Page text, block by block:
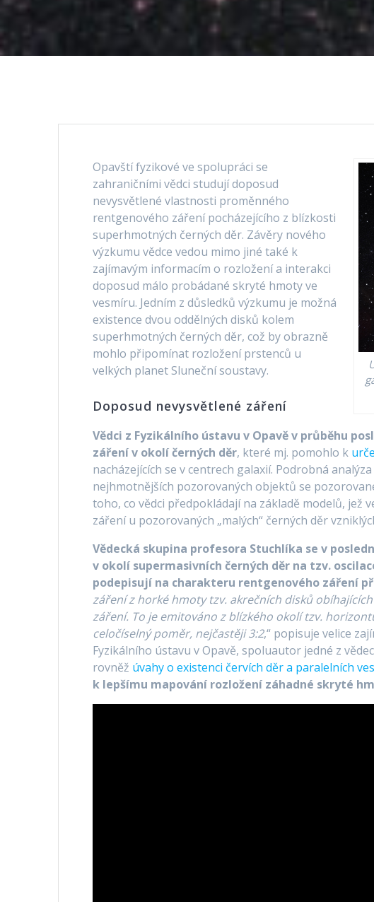
Opavští fyzikové ve spolupráci se
zahraničními vědci studují doposud
nevysvětlené vlastnosti proměnného
rentgenového záření pocházejícího z blízkosti
superhmotných černých děr. Závěry nového
výzkumu vědce vedou mimo jiné také k
zajímavým informacím o rozložení a interakci
doposud málo probádané skryté hmoty ve
vesmíru. Jedním z důsledků výzkumu je možná
existence dvou oddělných disků kolem
superhmotných černých děr, což by obrazně
mohlo připomínat rozložení prstenců u
velkých planet Sluneční soustavy.
Doposud nevysvětlené záření
Vědci z Fyzikálního ústavu v Opavě v průběhu
záření v okolí černých děr, které mj. pomohlo k
nacházejících se v centrech galaxií. Podrobná
nejhmotnějších pozorovaných objektů se
toho, co vědci předpokládají na základě modelů, jež
záření u pozorovaných „malých“ černých děr
Vědecká skupina profesora Stuchlíka se v
v okolí supermasivních černých děr na tzv.
podepisují na charakteru rentgenového záření
záření z horké hmoty tzv. akrečních disků
záření. To je emitováno z blízkého okolí tzv.
celočíselný poměr, nejčastěji 3:2,“ popisuje velice
Fyzikálního ústavu v Opavě, spoluautor jedné z
rovněž úvahy o existenci červích děr a paralelních
k lepšímu mapování rozložení záhadné skryté